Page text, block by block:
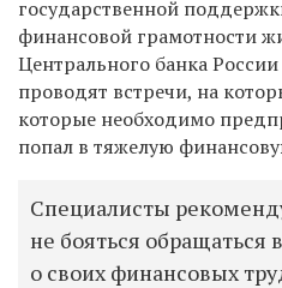
государственной
финансовой грамотности
Центрального банка
проводят встречи, на
которые необходимо
попал в тяжелую
Специалисты
не бояться обращаться
о своих финансовых